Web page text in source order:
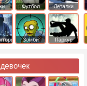
Футбол Леталки
Зомби Паркур